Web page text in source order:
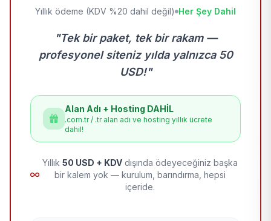
Yıllık ödeme (KDV %20 dahil değil) Her Şey Dahil
"Tek bir paket, tek bir rakam —
profesyonel siteniz yılda yalnızca 50
USD!"
Alan Adı + Hosting DAHİL
.com.tr / .tr alan adı ve hosting yıllık ücrete
dahil!
Yıllık 50 USD + KDV dışında ödeyeceğiniz başka
bir kalem yok — kurulum, barındırma, hepsi
içeride.